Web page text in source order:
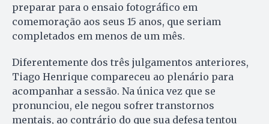
preparar para o ensaio fotográfico em
comemoração aos seus 15 anos, que seriam
completados em menos de um mês.
Diferentemente dos três julgamentos anteriores,
Tiago Henrique compareceu ao plenário para
acompanhar a sessão. Na única vez que se
pronunciou, ele negou sofrer transtornos
mentais, ao contrário do que sua defesa tentou